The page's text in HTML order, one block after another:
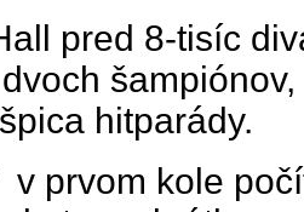
pred 8-tisíc
hitparády.
v prvom kole